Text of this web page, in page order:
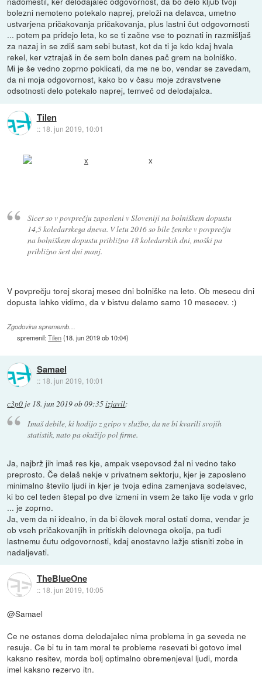
bolezni nemoteno potekalo naprej, preloži na delavca, umetno
ustvarjena pričakovanja pričakovanja, plus lastni čut odgovornosti
... potem pa pridejo leta, ko se ti začne vse to poznati in razmišljaš
za nazaj in se zdiš sam sebi butast, kot da ti je kdo kdaj hvala
rekel, ker vztrajaš in če sem boln danes pač grem na bolniško.
Mi je še vedno zoprno poklicati, da me ne bo, vendar se zavedam,
da ni moja odgovornost, kako bo v času moje zdravstvene
odsotnosti delo potekalo naprej, temveč od delodajalca.
Tilen
:: 18. jun 2019, 10:01
x
Sicer so v povprečju zaposleni v Sloveniji na bolniškem dopustu
14,5 koledarskega dneva. V letu 2016 so bile ženske v povprečju
na bolniškem dopustu približno 18 koledarskih dni, moški pa
približno šest dni manj.
V povprečju torej skoraj mesec dni bolniške na leto. Ob mesecu dni
dopusta lahko vidimo, da v bistvu delamo samo 10 mesecev. :)
Zgodovina sprememb…
spremenil:Tilen(18. jun 2019 ob 10:04)
Samael
:: 18. jun 2019, 10:01
c3p0 je 18. jun 2019 ob 09:35izjavil:
Imaš debile, ki hodijo z gripo v službo, da ne bi kvarili svojih
statistik, nato pa okužijo pol firme.
Ja, najbrž jih imaš res kje, ampak vsepovsod žal ni vedno tako
preprosto. Če delaš nekje v privatnem sektorju, kjer je zaposleno
minimalno število ljudi in kjer je tvoja edina zamenjava sodelavec,
ki bo cel teden štepal po dve izmeni in vsem že tako lije voda v grlo
... je zoprno.
Ja, vem da ni idealno, in da bi človek moral ostati doma, vendar je
ob vseh pričakovanjih in pritiskih delovnega okolja, pa tudi
lastnemu čutu odgovornosti, kdaj enostavno lažje stisniti zobe in
nadaljevati.
TheBlueOne
:: 18. jun 2019, 10:05
@Samael
Ce ne ostanes doma delodajalec nima problema in ga seveda ne
resuje. Ce bi tu in tam moral te probleme resevati bi gotovo imel
kaksno resitev, morda bolj optimalno obremenjeval ljudi, morda
imel kaksno rezervo itn.